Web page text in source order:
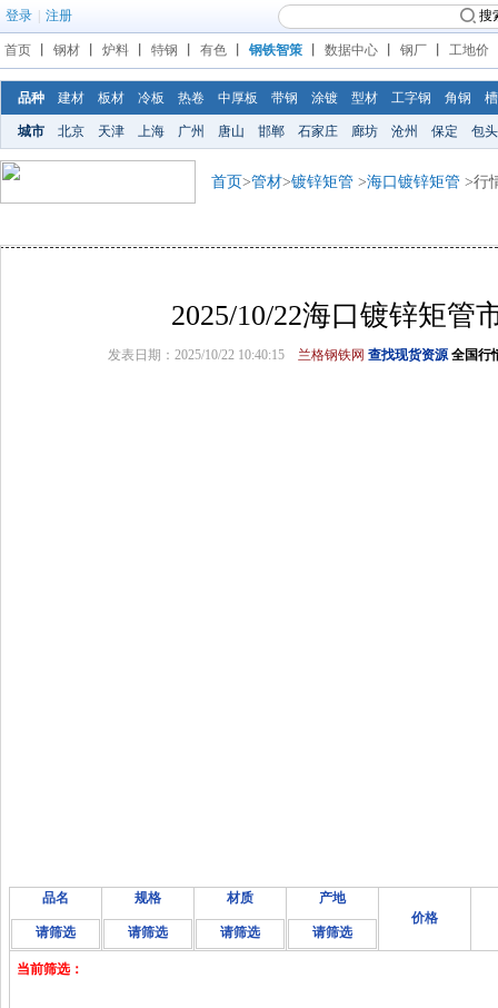
登录 注册 搜
首页 钢材 炉料 特钢 有色 钢铁智策 数据中心 钢厂 工地价
品种 建材 板材 冷板 热卷 中厚板 带钢 涂镀 型材 工字钢 角钢
城市 北京 天津 上海 广州 唐山 邯郸 石家庄 廊坊 沧州 保定 包头
首页>管材>镀锌矩管 >海口镀锌矩管 >行
2025/10/22海口镀锌矩管
发表日期：2025/10/22 10:40:15 兰格钢铁网 查找现货资源 全国行
品名
请筛选
规格
请筛选
材质
请筛选
产地
请筛选
价格
当前筛选：